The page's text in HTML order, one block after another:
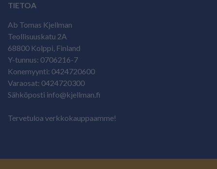
TIETOA
Ab Tomas Kjellman
Teollisuuskatu 2A
68800 Kolppi, Finland
Y-tunnus: 0706216-7
Konemyynti: 0424720600
Varaosat: 0424720300
Sähköposti info@kjellman.fi
Tervetuloa verkkokauppaamme!